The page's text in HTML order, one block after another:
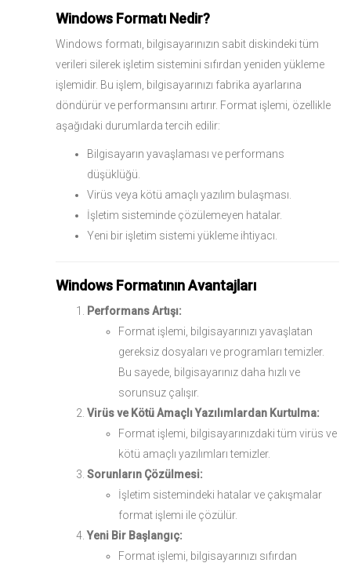
Windows Formatı Nedir?
Windows formatı, bilgisayarınızın sabit diskindeki tüm
verileri silerek işletim sistemini sıfırdan yeniden yükleme
işlemidir. Bu işlem, bilgisayarınızı fabrika ayarlarına
döndürür ve performansını artırır. Format işlemi, özellikle
aşağıdaki durumlarda tercih edilir:
Bilgisayarın yavaşlaması ve performans
düşüklüğü.
Virüs veya kötü amaçlı yazılım bulaşması.
İşletim sisteminde çözülemeyen hatalar.
Yeni bir işletim sistemi yükleme ihtiyacı.
Windows Formatının Avantajları
Performans Artışı:
Format işlemi, bilgisayarınızı yavaşlatan
gereksiz dosyaları ve programları temizler.
Bu sayede, bilgisayarınız daha hızlı ve
sorunsuz çalışır.
Virüs ve Kötü Amaçlı Yazılımlardan Kurtulma:
Format işlemi, bilgisayarınızdaki tüm virüs ve
kötü amaçlı yazılımları temizler.
Sorunların Çözülmesi:
İşletim sistemindeki hatalar ve çakışmalar
format işlemi ile çözülür.
Yeni Bir Başlangıç:
Format işlemi, bilgisayarınızı sıfırdan